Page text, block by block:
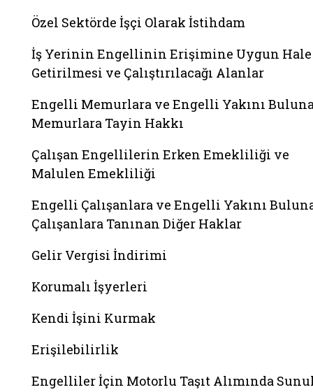
Özel Sektörde İşçi Olarak İstihdam
İş Yerinin Engellinin Erişimine Uygun Hale
Getirilmesi ve Çalıştırılacağı Alanlar
Engelli Memurlara ve Engelli Yakını
Memurlara Tayin Hakkı
Çalışan Engellilerin Erken Emekliliği ve
Malulen Emekliliği
Engelli Çalışanlara ve Engelli Yakını
Çalışanlara Tanınan Diğer Haklar
Gelir Vergisi İndirimi
Korumalı İşyerleri
Kendi İşini Kurmak
Erişilebilirlik
Engelliler İçin Motorlu Taşıt Alımında